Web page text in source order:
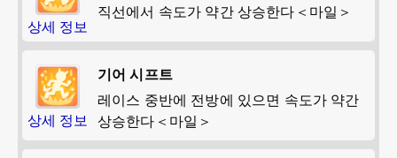
상세 정보
직선에서 속도가 약간 상승한다＜마일＞
상세 정보
기어 시프트
레이스 중반에 전방에 있으면 속도가 약간
상승한다＜마일＞